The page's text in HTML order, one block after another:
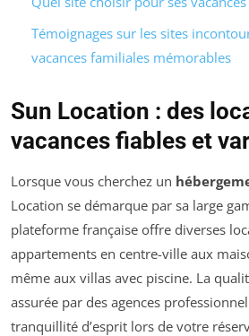
Témoignages sur les sites
vacances familiales mémorables
Sun Location : des
vacances fiables et
Lorsque vous cherchez un
Location se démarque par sa large
plateforme française offre diverses
appartements en centre-ville aux
même aux villas avec piscine. La
assurée par des agences
tranquillité d’esprit lors de votre